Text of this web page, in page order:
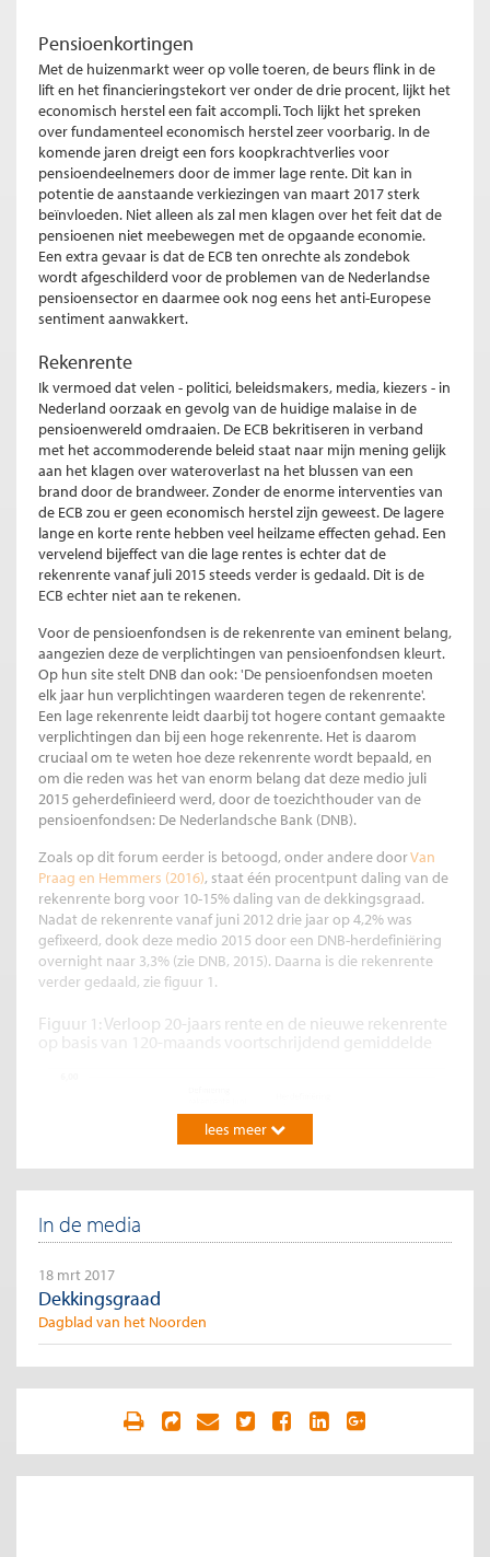
Pensioenkortingen
Met de huizenmarkt weer op volle toeren, de beurs flink in de
lift en het financieringstekort ver onder de drie procent, lijkt het
economisch herstel een fait accompli. Toch lijkt het spreken
over fundamenteel economisch herstel zeer voorbarig. In de
komende jaren dreigt een fors koopkrachtverlies voor
pensioendeelnemers door de immer lage rente. Dit kan in
potentie de aanstaande verkiezingen van maart 2017 sterk
beïnvloeden. Niet alleen als zal men klagen over het feit dat de
pensioenen niet meebewegen met de opgaande economie.
Een extra gevaar is dat de ECB ten onrechte als zondebok
wordt afgeschilderd voor de problemen van de Nederlandse
pensioensector en daarmee ook nog eens het anti-Europese
sentiment aanwakkert.
Rekenrente
Ik vermoed dat velen - politici, beleidsmakers, media, kiezers - in
Nederland oorzaak en gevolg van de huidige malaise in de
pensioenwereld omdraaien. De ECB bekritiseren in verband
met het accommoderende beleid staat naar mijn mening gelijk
aan het klagen over wateroverlast na het blussen van een
brand door de brandweer. Zonder de enorme interventies van
de ECB zou er geen economisch herstel zijn geweest. De lagere
lange en korte rente hebben veel heilzame effecten gehad. Een
vervelend bijeffect van die lage rentes is echter dat de
rekenrente vanaf juli 2015 steeds verder is gedaald. Dit is de
ECB echter niet aan te rekenen.
Voor de pensioenfondsen is de rekenrente van eminent belang,
aangezien deze de verplichtingen van pensioenfondsen kleurt.
Op hun site stelt DNB dan ook: 'De pensioenfondsen moeten
elk jaar hun verplichtingen waarderen tegen de rekenrente'.
Een lage rekenrente leidt daarbij tot hogere contant gemaakte
verplichtingen dan bij een hoge rekenrente. Het is daarom
cruciaal om te weten hoe deze rekenrente wordt bepaald, en
om die reden was het van enorm belang dat deze medio juli
2015 geherdefinieerd werd, door de toezichthouder van de
pensioenfondsen: De Nederlandsche Bank (DNB).
Zoals op dit forum eerder is betoogd, onder andere doorVan
Praag en Hemmers (2016), staat één procentpunt daling van de
rekenrente borg voor 10-15% daling van de dekkingsgraad.
Nadat de rekenrente vanaf juni 2012 drie jaar op 4,2% was
gefixeerd, dook deze medio 2015 door een DNB-herdefiniëring
overnight naar 3,3% (zie DNB, 2015). Daarna is die rekenrente
verder gedaald, zie figuur 1.
Figuur 1: Verloop 20-jaars rente en de nieuwe rekenrente
op basis van 120-maands voortschrijdend gemiddelde
Aangezien hun balans dus zeer gevoelig is voor die rekenrente
sloegen verschillende pensioenkenners alarm over de
plotsklaps veranderde methodiek. Tevens volgde een golf van
waarschuwingen over pensioenkortingen en/of -
lees meer
In de media
18 mrt 2017
Dekkingsgraad
Dagblad van het Noorden